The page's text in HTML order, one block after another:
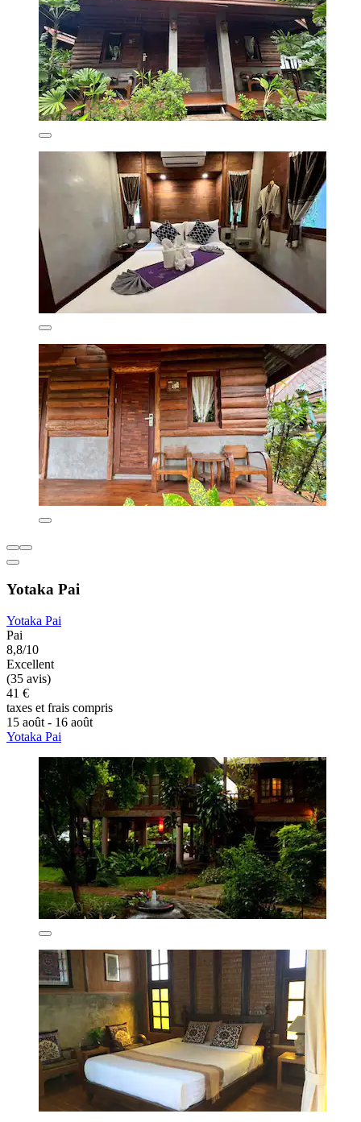
Yotaka Pai
Yotaka Pai
Pai
8,8/10
Excellent
(35 avis)
41 €
taxes et frais compris
15 août - 16 août
Yotaka Pai